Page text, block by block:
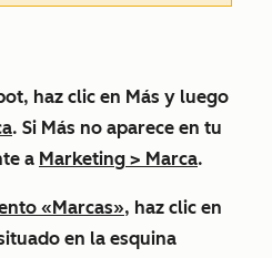
haz clic en Más y luego
. Si Más no aparece en tu
a Marketing > Marca.
«Marcas», haz clic en
en la esquina